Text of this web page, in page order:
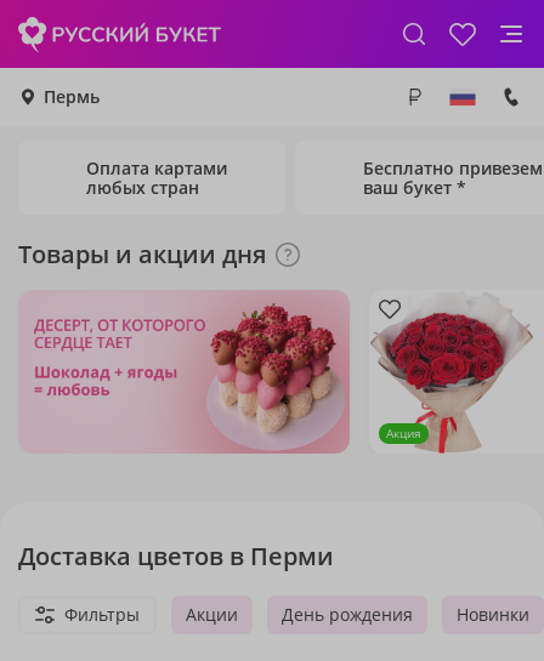
Пермь
Оплата картами
любых стран
Бесплатно привезем
ваш букет *
Товары и акции дня
Акция
Доставка цветов в Перми
Акции День рождения Новинки
Фильтры